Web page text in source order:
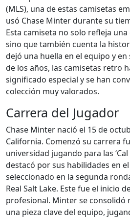
(MLS), una de estas camisetas
usó Chase Minter durante su
Esta camiseta no solo refleja
sino que también cuenta la
dejó una huella en el equipo y en
de los años, las camisetas retro
significado especial y se han
colección muy valorados.
Carrera del Jugador
Chase Minter nació el 15 de
California. Comenzó su carrera
universidad jugando para las ‘Cal
destacó por sus habilidades en
seleccionado en la segunda
Real Salt Lake. Este fue el inicio
profesional. Minter se consolidó
una pieza clave del equipo,